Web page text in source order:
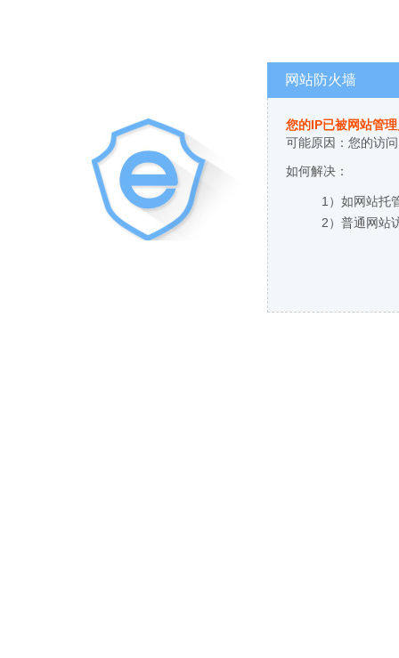
网站防火墙
您的IP已被网站管
可能原因：您的访
如何解决：
1）如网站托
2）普通网站